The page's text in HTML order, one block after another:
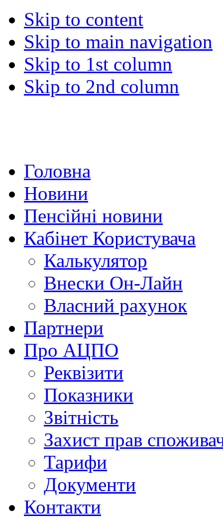
Skip to content
Skip to main navigation
Skip to 1st column
Skip to 2nd column
Головна
Новини
Пенсійні новини
Кабінет Користувача
Калькулятор
Внески Он-Лайн
Власний рахунок
Партнери
Про АЦПО
Реквізити
Показники
Звітність
Захист прав
Тарифи
Документи
Контакти